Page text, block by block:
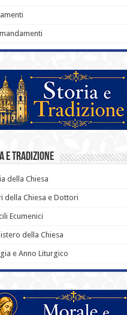
e Tradizione
della Chiesa
della Chiesa e Dottori
Ecumenici
della Chiesa
e Anno Liturgico